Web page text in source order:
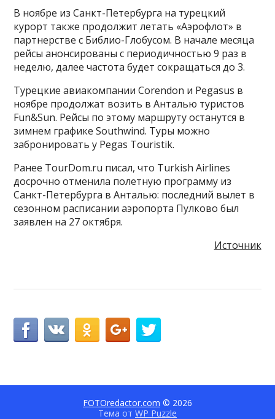
В ноябре из Санкт-Петербурга на турецкий
курорт также продолжит летать «Аэрофлот» в
партнерстве с Библио-Глобусом. В начале месяца
рейсы анонсированы с периодичностью 9 раз в
неделю, далее частота будет сокращаться до 3.
Турецкие авиакомпании Corendon и Pegasus в
ноябре продолжат возить в Анталью туристов
Fun&Sun. Рейсы по этому маршруту останутся в
зимнем графике Southwind. Туры можно
забронировать у Pegas Touristik.
Ранее TourDom.ru писал, что Turkish Airlines
досрочно отменила полетную программу из
Санкт-Петербурга в Анталью: последний вылет в
сезонном расписании аэропорта Пулково был
заявлен на 27 октября.
Источник
FOTOredactor.com © 2026
Тема от WP Puzzle